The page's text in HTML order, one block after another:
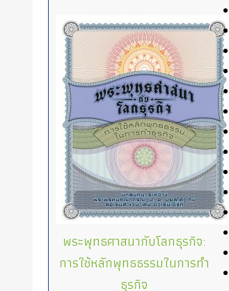
พระพุทธศาสนากับโลกธุรกิจ:
การใช้หลักพุทธธรรมในการทำ
ธุรกิจ